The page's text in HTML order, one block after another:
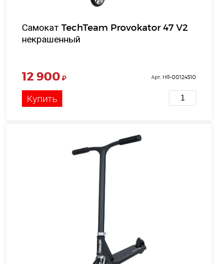
Самокат TechTeam Provokator 47 V2
некрашенный
12 900 ₽ Арт. НФ-00124510
Купить